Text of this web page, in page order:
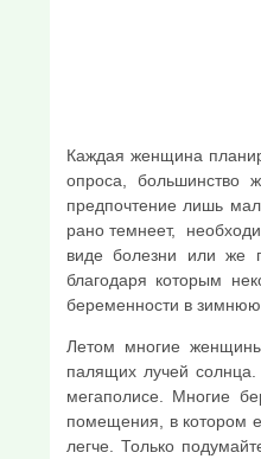
Каждая женщина
опроса,
предпочтение лишь
рано темнеет,
виде болезни или же
благодаря которым
беременности в
Летом многие
палящих лучей
мегаполисе. Многие
помещения, в котором
легче. Только